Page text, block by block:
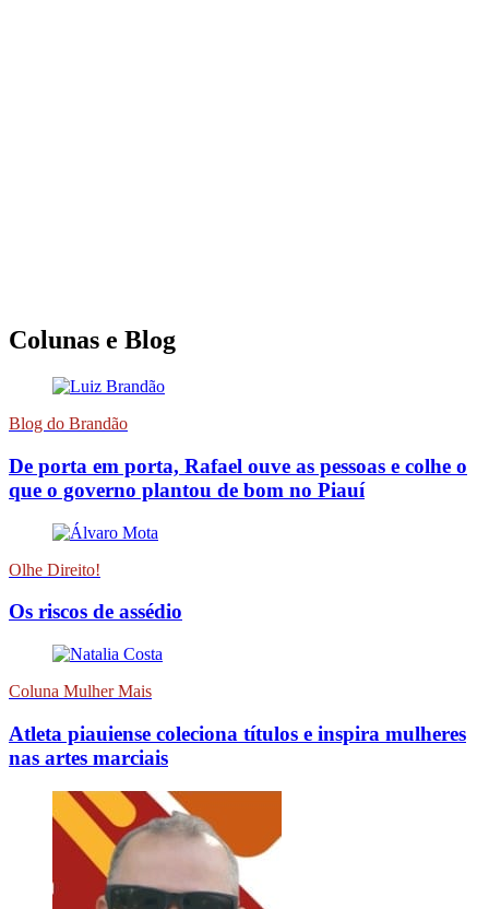
Colunas e Blog
Blog do Brandão
De porta em porta, Rafael ouve as pessoas e colhe o
que o governo plantou de bom no Piauí
Olhe Direito!
Os riscos de assédio
Coluna Mulher Mais
Atleta piauiense coleciona títulos e inspira mulheres
nas artes marciais